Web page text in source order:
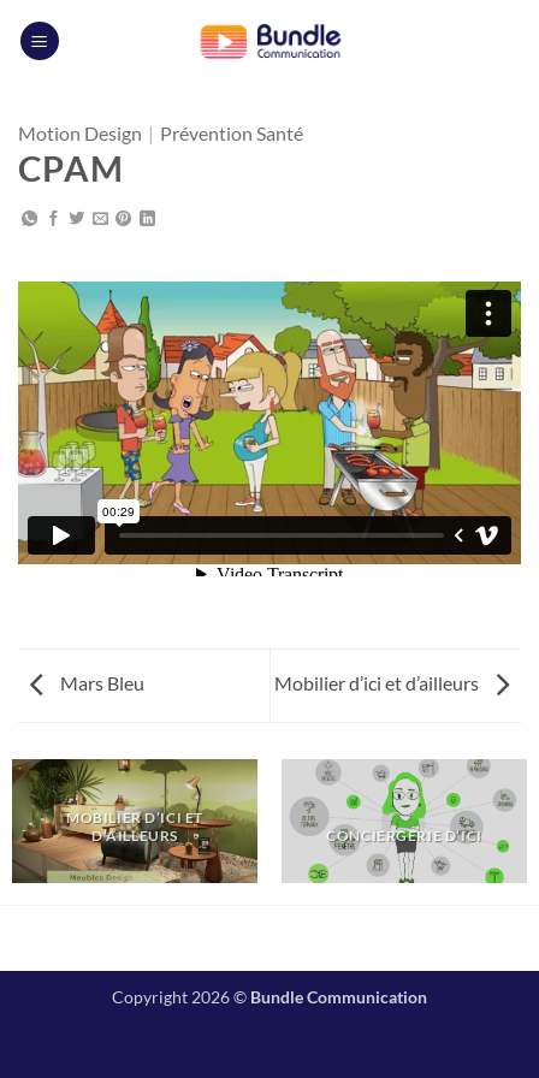
Motion Design | Prévention Santé
CPAM
Mars Bleu Mobilier d’ici et d’ailleurs
MOBILIER D’ICI ET
D’AILLEURS
CONCIERGERIE D’ICI
Copyright 2026 © Bundle Communication